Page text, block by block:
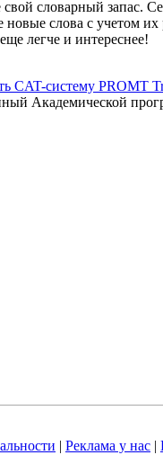
словарный запас.
слова с учетом
легче и интереснее!
CAT-систему PROMT
Академической
| Реклама у нас |